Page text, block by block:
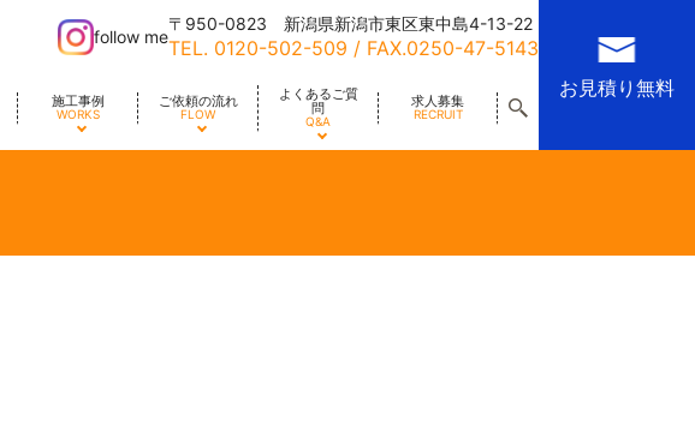
施工事例
WORKS
ご依頼の流れ
FLOW
よくあるご質
問
Q&A
求人募集
RECRUIT
follow me
〒950-0823 新潟県新潟市東区東中島4-13-22
TEL. 0120-502-509 / FAX.0250-47-5143
お見積り無料